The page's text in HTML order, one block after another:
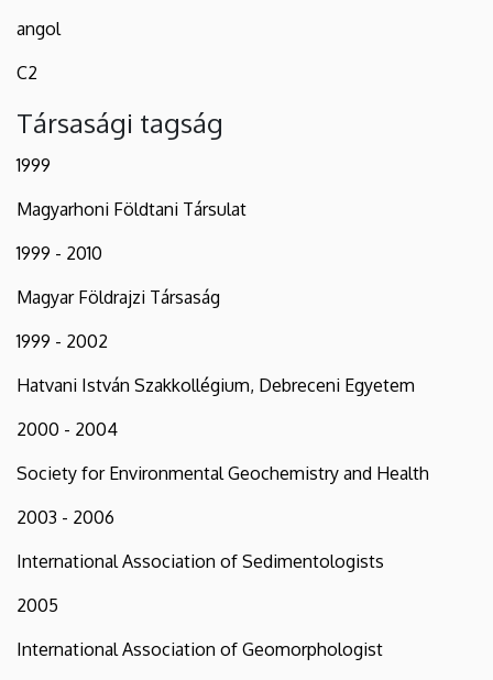
angol
C2
Társasági tagság
1999
Magyarhoni Földtani Társulat
1999 - 2010
Magyar Földrajzi Társaság
1999 - 2002
Hatvani István Szakkollégium, Debreceni Egyetem
2000 - 2004
Society for Environmental Geochemistry and Health
2003 - 2006
International Association of Sedimentologists
2005
International Association of Geomorphologist